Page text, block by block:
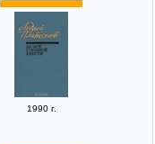
1990 г.